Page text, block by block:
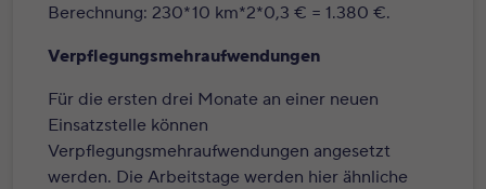
Berechnung: 230*10 km*2*0,3 € = 1.380 €.
Verpflegungsmehraufwendungen
Für die ersten drei Monate an einer neuen
Einsatzstelle können
Verpflegungsmehraufwendungen angesetzt
werden. Die Arbeitstage werden hier ähnliche